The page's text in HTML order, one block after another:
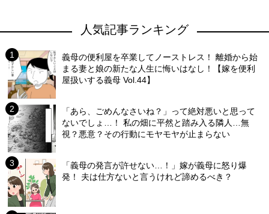
人気記事ランキング
義母の便利屋を卒業してノーストレス！ 離婚から始
まる妻と娘の新たな人生に悔いはなし！【嫁を便利
屋扱いする義母 Vol.44】
「あら、ごめんなさいね？」って絶対悪いと思って
ないでしょ…！ 私の畑に平然と踏み入る隣人…無
視？悪意？その行動にモヤモヤが止まらない
「義母の発言が許せない…！」嫁が義母に怒り爆
発！ 夫は仕方ないと言うけれど諦めるべき？